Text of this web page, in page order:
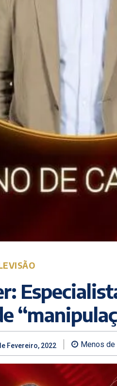
Fevereiro, 2022 Menos de